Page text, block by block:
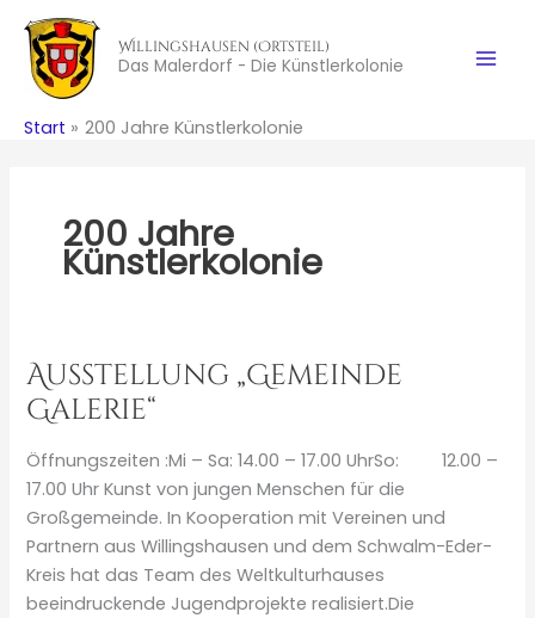
Inhalt
springen
Willingshausen (Ortsteil)
Das Malerdorf - Die Künstlerkolonie
Start 200 Jahre Künstlerkolonie
200 Jahre
Künstlerkolonie
Ausstellung „Gemeinde
Galerie“
Öffnungszeiten :Mi – Sa: 14.00 – 17.00 UhrSo: 12.00 –
17.00 Uhr Kunst von jungen Menschen für die
Großgemeinde. In Kooperation mit Vereinen und
Partnern aus Willingshausen und dem Schwalm-Eder-
Kreis hat das Team des Weltkulturhauses
beeindruckende Jugendprojekte realisiert.Die